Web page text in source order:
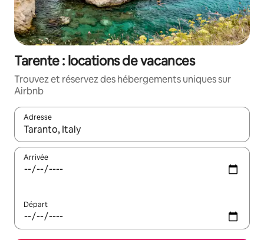
Tarente : locations de vacances
Trouvez et réservez des hébergements uniques sur
Airbnb
Adresse
Lorsque les résultats s'affichent, utilisez les flèches vers le
Arrivée
Départ